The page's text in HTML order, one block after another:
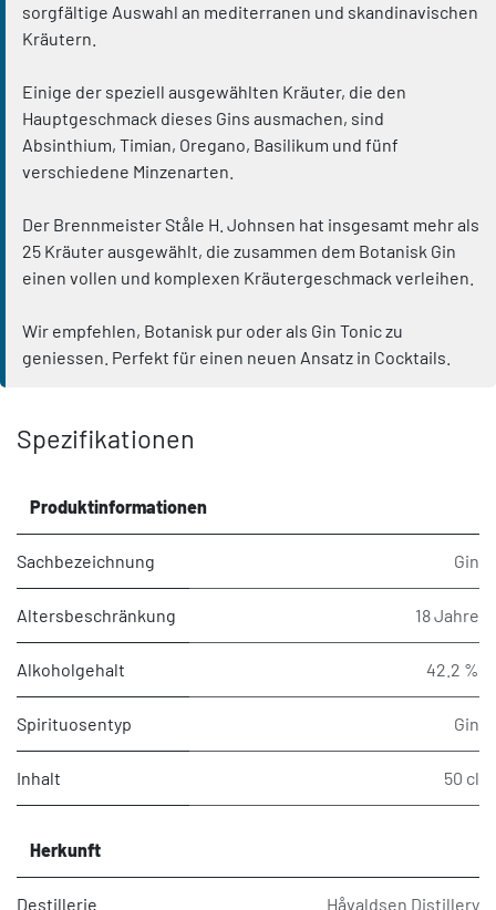
sorgfältige Auswahl an mediterranen und skandinavischen
Kräutern.
Einige der speziell ausgewählten Kräuter, die den
Hauptgeschmack dieses Gins ausmachen, sind
Absinthium, Timian, Oregano, Basilikum und fünf
verschiedene Minzenarten.
Der Brennmeister Ståle H. Johnsen hat insgesamt mehr als
25 Kräuter ausgewählt, die zusammen dem Botanisk Gin
einen vollen und komplexen Kräutergeschmack verleihen.
Wir empfehlen, Botanisk pur oder als Gin Tonic zu
geniessen. Perfekt für einen neuen Ansatz in Cocktails.
Spezifikationen
Produktinformationen
Sachbezeichnung Gin
Altersbeschränkung 18 Jahre
Alkoholgehalt 42.2 %
Spirituosentyp Gin
Inhalt 50 cl
Herkunft
Destillerie Håvaldsen Distillery